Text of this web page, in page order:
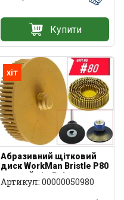
Купити
хіт
Абразивний щітковий
диск WorkMan Bristle Р80
жовтий під Roloc
Артикул: 00000050980